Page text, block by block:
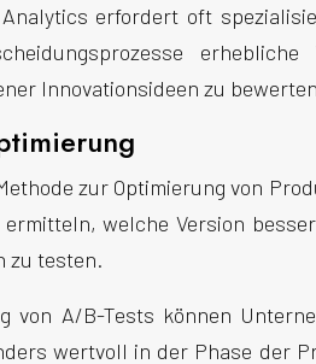
erfordert oft
Innovationsideen zu
zur Optimierung von
welche Version
zu testen.
von A/B-Tests können
wertvoll in der Phase der